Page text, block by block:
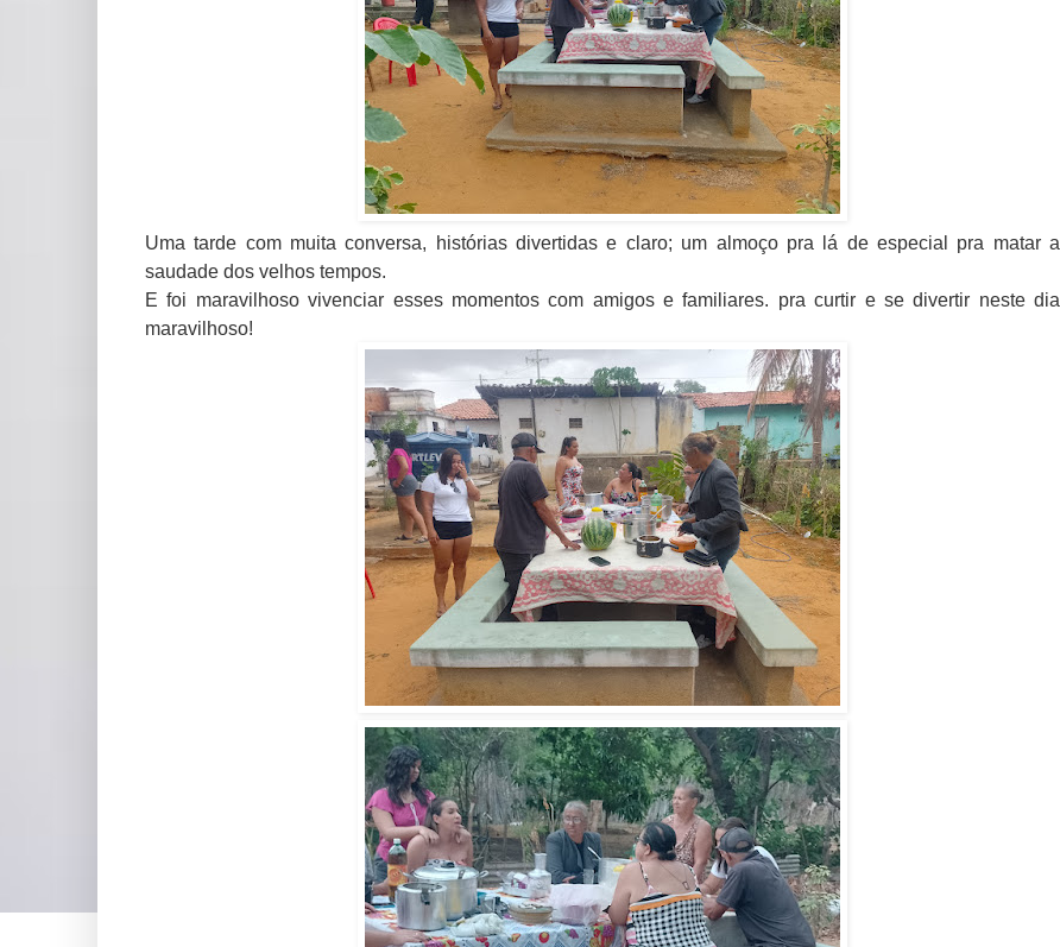
Uma tarde com muita conversa, histórias divertidas e claro; um almoço pra lá de especial pra matar a
saudade dos velhos tempos.
E foi maravilhoso vivenciar esses momentos com amigos e familiares. pra curtir e se divertir neste dia
maravilhoso!